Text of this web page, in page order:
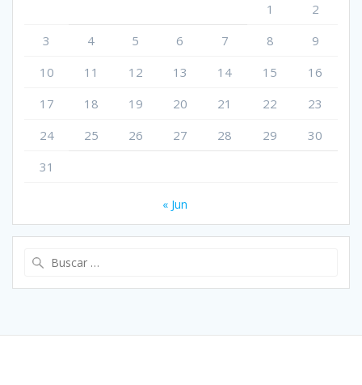
1
2
3
4 5 6 7 8
9
10
11 12 13 14 15
16
17
18 19 20 21 22
23
24
25 26 27 28 29
30
31
« Jun